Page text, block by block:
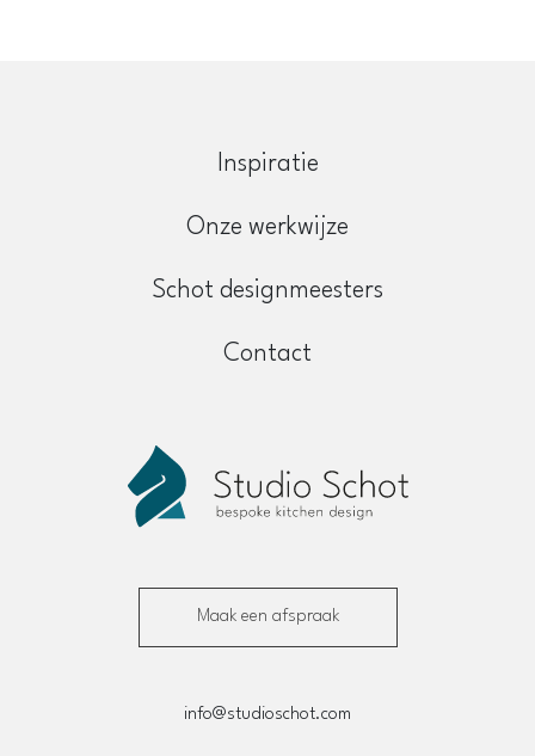
Inspiratie
Onze werkwijze
Schot designmeesters
Contact
Maak een afspraak
info@studioschot.com